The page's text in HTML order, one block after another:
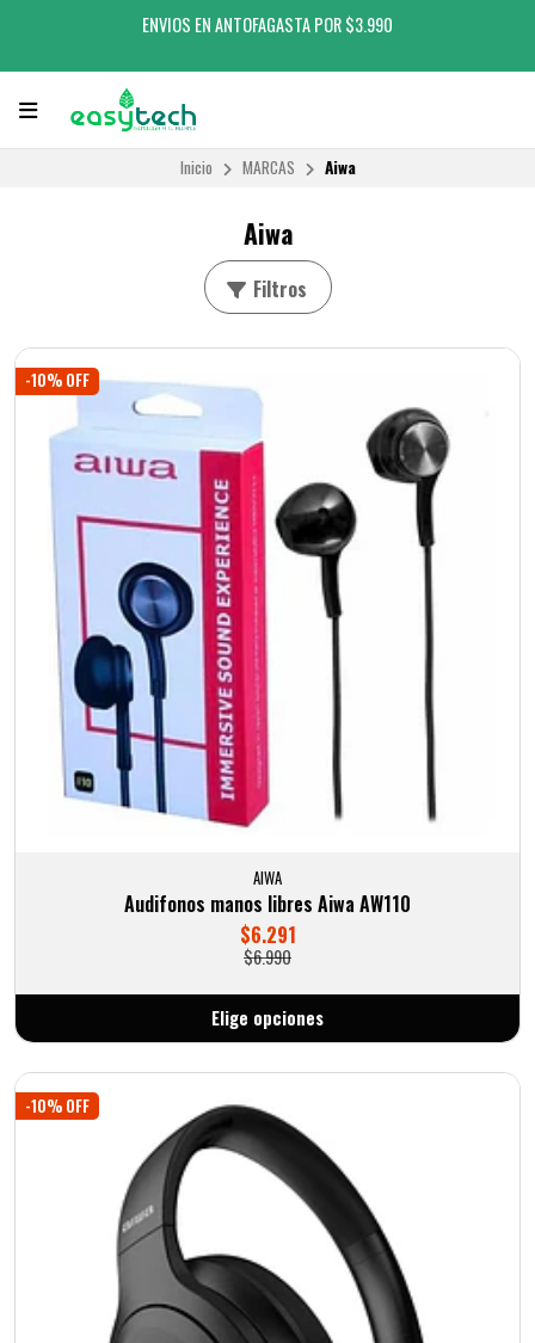
ENVIOS EN ANTOFAGASTA POR $3.990
Inicio MARCAS Aiwa
Aiwa
Filtros
-10% OFF
AIWA
Audifonos manos libres Aiwa AW110
$6.291
$6.990
Elige opciones
-10% OFF